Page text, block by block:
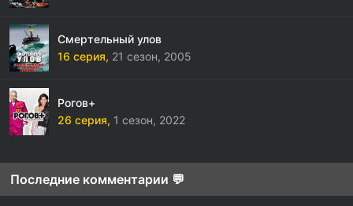
Смертельный улов
16 серия, 21 сезон, 2005
Рогов+
26 серия, 1 сезон, 2022
Последние комментарии 💬